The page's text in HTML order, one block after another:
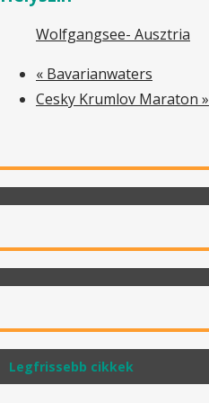
Wolfgangsee- Ausztria
« Bavarianwaters
Cesky Krumlov Maraton »
Legfrissebb cikkek